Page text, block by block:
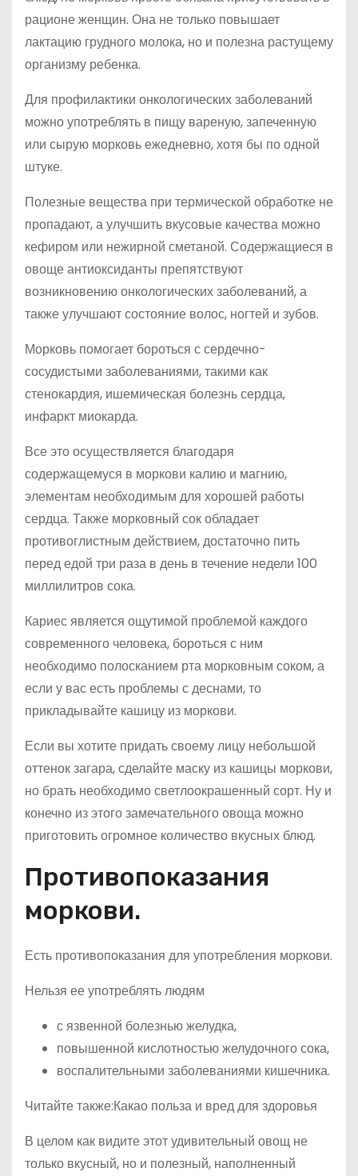
рационе женщин. Она не только повышает
лактацию грудного молока, но и полезна растущему
организму ребенка.
Для профилактики онкологических заболеваний
можно употреблять в пищу вареную, запеченную
или сырую морковь ежедневно, хотя бы по одной
штуке.
Полезные вещества при термической обработке не
пропадают, а улучшить вкусовые качества можно
кефиром или нежирной сметаной. Содержащиеся в
овоще антиоксиданты препятствуют
возникновению онкологических заболеваний, а
также улучшают состояние волос, ногтей и зубов.
Морковь помогает бороться с сердечно-
сосудистыми заболеваниями, такими как
стенокардия, ишемическая болезнь сердца,
инфаркт миокарда.
Все это осуществляется благодаря
содержащемуся в моркови калию и магнию,
элементам необходимым для хорошей работы
сердца. Также морковный сок обладает
противоглистным действием, достаточно пить
перед едой три раза в день в течение недели 100
миллилитров сока.
Кариес является ощутимой проблемой каждого
современного человека, бороться с ним
необходимо полосканием рта морковным соком, а
если у вас есть проблемы с деснами, то
прикладывайте кашицу из моркови.
Если вы хотите придать своему лицу небольшой
оттенок загара, сделайте маску из кашицы моркови,
но брать необходимо светлоокрашенный сорт. Ну и
конечно из этого замечательного овоща можно
приготовить огромное количество вкусных блюд.
Противопоказания
моркови.
Есть противопоказания для употребления моркови.
Нельзя ее употреблять людям
с язвенной болезнью желудка,
повышенной кислотностью желудочного сока,
воспалительными заболеваниями кишечника.
Читайте также:Какао польза и вред для здоровья
В целом как видите этот удивительный овощ не
только вкусный, но и полезный, наполненный